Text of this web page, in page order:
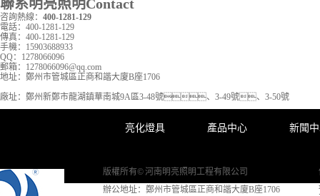
聯系明亮照明Contact
咨詢熱線： 400-1281-129
電話： 400-1281-129
傳真： 400-1281-129
手機： 15903688933
QQ： 1278066096
郵箱： 1278066096@qq.com
地址： 鄭州市管城區正商和諧大廈B座1706
廠址： 鄭州新鄭市龍湖鎮華南城9A區3-48號、3-49號、3-50號
亮化燈具 產品中心 新聞
版權所有© 河南明亮照明工程有限公司
辦公地址：鄭州市管城區正商和諧大廈B座1706